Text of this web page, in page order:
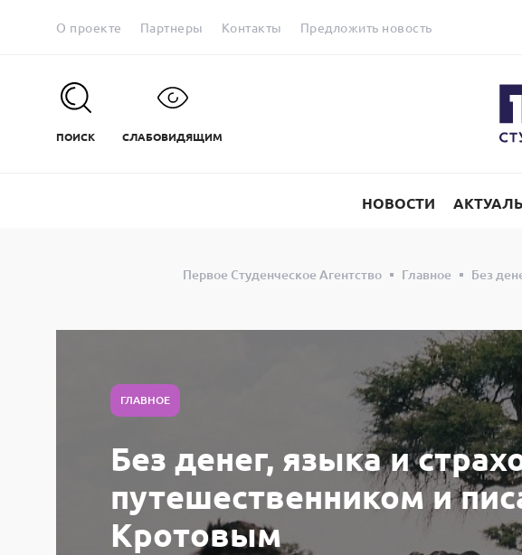
О проекте Партнеры Контакты Предложить новость
ПОИСК СЛАБОВИДЯЩИМ
НОВОСТИ
Первое Студенческое Агентство Главное Без
ГЛАВНОЕ
Без денег, языка и
путешественником и
Кротовым